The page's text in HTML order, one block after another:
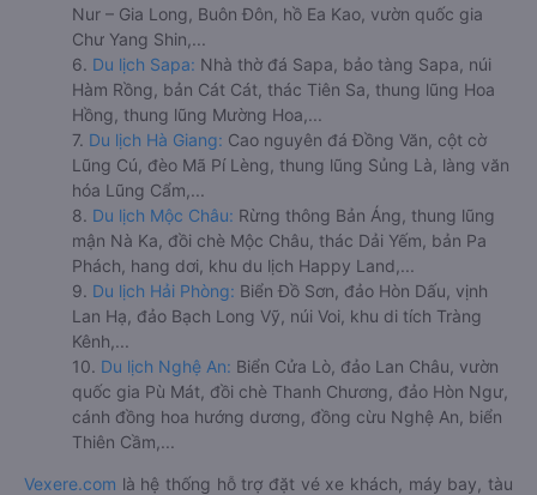
Nur – Gia Long, Buôn Đôn, hồ Ea Kao, vườn quốc gia
Chư Yang Shin,...
6. Du lịch Sapa: Nhà thờ đá Sapa, bảo tàng Sapa, núi
Hàm Rồng, bản Cát Cát, thác Tiên Sa, thung lũng Hoa
Hồng, thung lũng Mường Hoa,...
7. Du lịch Hà Giang: Cao nguyên đá Đồng Văn, cột cờ
Lũng Cú, đèo Mã Pí Lèng, thung lũng Sủng Là, làng văn
hóa Lũng Cẩm,...
8. Du lịch Mộc Châu: Rừng thông Bản Áng, thung lũng
mận Nà Ka, đồi chè Mộc Châu, thác Dải Yếm, bản Pa
Phách, hang dơi, khu du lịch Happy Land,...
9. Du lịch Hải Phòng: Biển Đồ Sơn, đảo Hòn Dấu, vịnh
Lan Hạ, đảo Bạch Long Vỹ, núi Voi, khu di tích Tràng
Kênh,...
10. Du lịch Nghệ An: Biển Cửa Lò, đảo Lan Châu, vườn
quốc gia Pù Mát, đồi chè Thanh Chương, đảo Hòn Ngư,
cánh đồng hoa hướng dương, đồng cừu Nghệ An, biển
Thiên Cầm,...
Vexere.com là hệ thống hỗ trợ đặt vé xe khách, máy bay, tàu